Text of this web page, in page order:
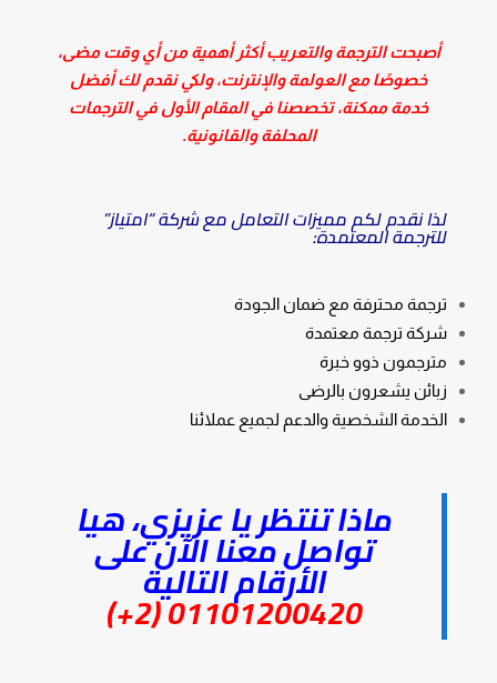
أصبحت الترجمة والتعريب أكثر أهمية من أي وقت مضى،
خصوصًا مع العولمة والإنترنت، ولكي نقدم لك أفضل
خدمة ممكنة، تخصصنا في المقام الأول في الترجمات
المحلفة والقانونية.
لذا نقدم لكم مميزات التعامل مع شركة “امتياز”
للترجمة المعتمدة:
ترجمة محترفة مع ضمان الجودة
شركة ترجمة معتمدة
مترجمون ذوو خبرة
زبائن يشعرون بالرضى
الخدمة الشخصية والدعم لجميع عملائنا
ماذا تنتظر يا عزيزي، هيا
تواصل معنا الآن على
الأرقام التالية
01101200420 (2+)